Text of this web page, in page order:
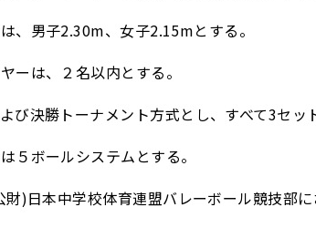
、男子2.30m、女子2.15mとする。
ーは、２名以内とする。
び決勝トーナメント方式とし、すべて3セッ
５ボールシステムとする。
)日本中学校体育連盟バレーボール競技部